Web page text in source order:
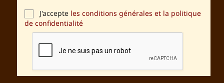
J'accepte les conditions générales et la politique
de confidentialité